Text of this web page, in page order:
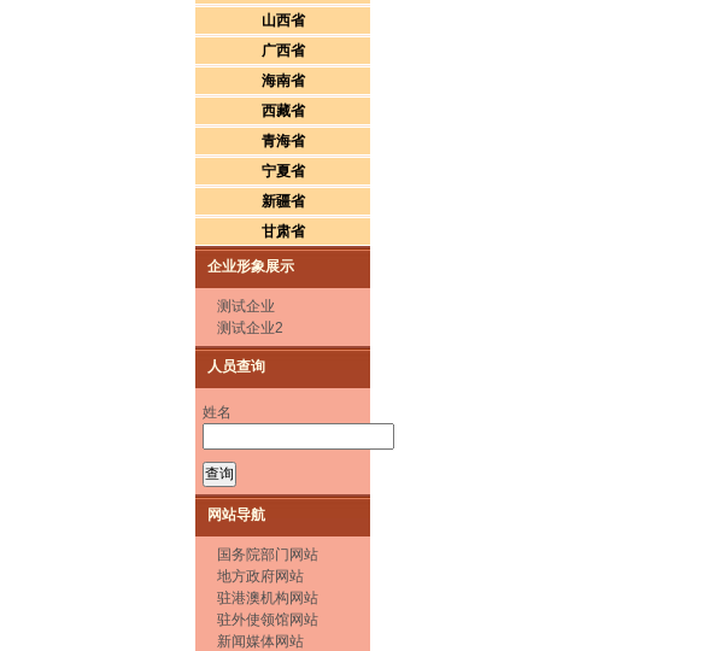
山西省
广西省
海南省
西藏省
青海省
宁夏省
新疆省
甘肃省
企业形象展示
测试企业
测试企业2
人员查询
姓名
网站导航
国务院部门网站
地方政府网站
驻港澳机构网站
驻外使领馆网站
新闻媒体网站